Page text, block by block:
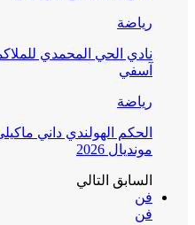
رياضة
نادي الحي المحمدي
آسفي
رياضة
الحكم الهولندي داني
مونديال 2026
السابق التالي
فن
فن